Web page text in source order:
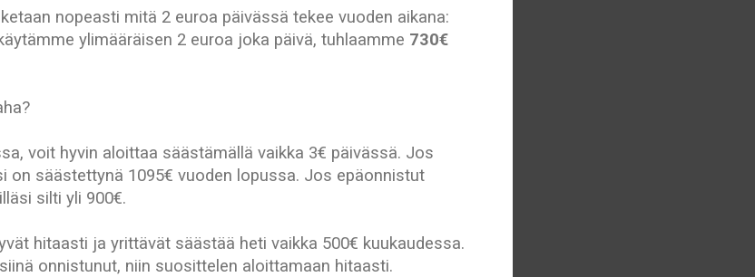
nopeasti mitä 2 euroa päivässä tekee vuoden aikana:
ylimääräisen 2 euroa joka päivä, tuhlaamme 730€
voit hyvin aloittaa säästämällä vaikka 3€ päivässä. Jos
on säästettynä 1095€ vuoden lopussa. Jos epäonnistut
silti yli 900€.
hitaasti ja yrittävät säästää heti vaikka 500€ kuukaudessa.
onnistunut, niin suosittelen aloittamaan hitaasti.